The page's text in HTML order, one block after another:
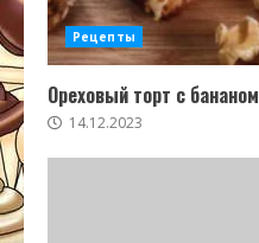
Рецепты
Ореховый торт с бананом
14.12.2023